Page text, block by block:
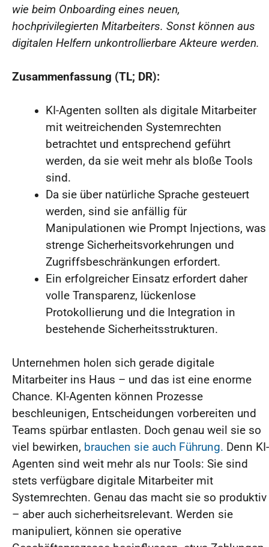
wie beim Onboarding eines neuen,
hochprivilegierten Mitarbeiters. Sonst können aus
digitalen Helfern unkontrollierbare Akteure werden.
Zusammenfassung (TL; DR):
KI-Agenten sollten als digitale Mitarbeiter
mit weitreichenden Systemrechten
betrachtet und entsprechend geführt
werden, da sie weit mehr als bloße Tools
sind.
Da sie über natürliche Sprache gesteuert
werden, sind sie anfällig für
Manipulationen wie Prompt Injections, was
strenge Sicherheitsvorkehrungen und
Zugriffsbeschränkungen erfordert.
Ein erfolgreicher Einsatz erfordert daher
volle Transparenz, lückenlose
Protokollierung und die Integration in
bestehende Sicherheitsstrukturen.
Unternehmen holen sich gerade digitale
Mitarbeiter ins Haus – und das ist eine enorme
Chance. KI-Agenten können Prozesse
beschleunigen, Entscheidungen vorbereiten und
Teams spürbar entlasten. Doch genau weil sie so
viel bewirken, brauchen sie auch Führung. Denn KI-
Agenten sind weit mehr als nur Tools: Sie sind
stets verfügbare digitale Mitarbeiter mit
Systemrechten. Genau das macht sie so produktiv
– aber auch sicherheitsrelevant. Werden sie
manipuliert, können sie operative